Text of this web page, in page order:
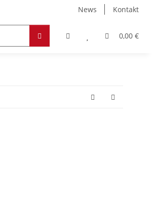
News Kontakt
0,00 €
Hobby & Freizeit Werkstoffe